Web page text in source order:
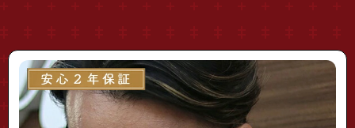
"ov5186f-1705"